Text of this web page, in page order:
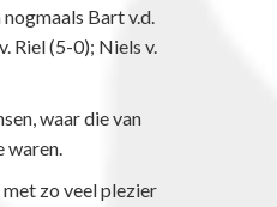
Bart v.d.
Riel (5-0); Niels v.
waar die van
waren.
zo veel plezier